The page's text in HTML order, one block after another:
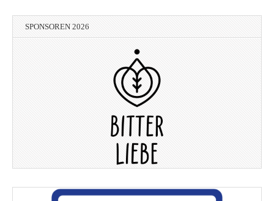
SPONSOREN 2026
Printmedia Mannheim